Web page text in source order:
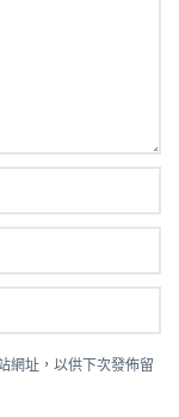
網址，以供下次發佈留